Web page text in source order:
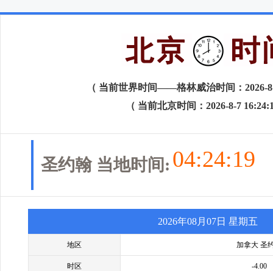
（ 当前世界时间——格林威治时间：2026-
（ 当前北京时间：2026-8-7
圣约翰 当地时间: 04:24:19
2026年08月07日 星期五
地区 加拿大 圣
时区 -4.00